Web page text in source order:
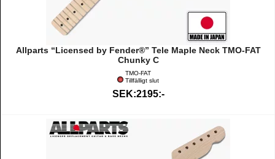
Allparts “Licensed by Fender®” Tele Maple Neck TMO-FAT
Chunky C
TMO-FAT
Tillfälligt slut
SEK:2195:-